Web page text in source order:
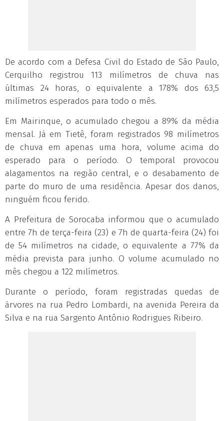
De acordo com a Defesa Civil do Estado de São Paulo,
Cerquilho registrou 113 milímetros de chuva nas
últimas 24 horas, o equivalente a 178% dos 63,5
milímetros esperados para todo o mês.
Em Mairinque, o acumulado chegou a 89% da média
mensal. Já em Tietê, foram registrados 98 milímetros
de chuva em apenas uma hora, volume acima do
esperado para o período. O temporal provocou
alagamentos na região central, e o desabamento de
parte do muro de uma residência. Apesar dos danos,
ninguém ficou ferido.
A Prefeitura de Sorocaba informou que o acumulado
entre 7h de terça-feira (23) e 7h de quarta-feira (24) foi
de 54 milímetros na cidade, o equivalente a 77% da
média prevista para junho. O volume acumulado no
mês chegou a 122 milímetros.
Durante o período, foram registradas quedas de
árvores na rua Pedro Lombardi, na avenida Pereira da
Silva e na rua Sargento Antônio Rodrigues Ribeiro.